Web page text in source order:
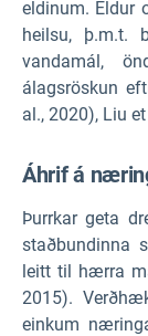
eldinum. Eldur
heilsu, þ.m.t.
vandamál,
álagsröskun
al., 2020), Liu
Áhrif á
Þurrkar geta
staðbundinna
leitt til hærra
2015).
einkum